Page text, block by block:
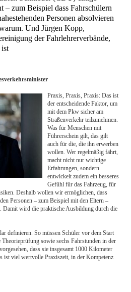
– zum Beispiel dass Fahrschülern
Personen absolvieren
Und Jürgen Kopp,
der Fahrlehrerverbände,
ist
Praxis, Praxis, Praxis: Das ist
der entscheidende Faktor, um
mit dem Pkw sicher am
Straßenverkehr teilzunehmen.
Was für Menschen mit
Führerschein gilt, das gilt
auch für die, die ihn erwerben
wollen. Wer regelmäßig fährt,
macht nicht nur wichtige
Erfahrungen, sondern
entwickelt zudem ein besseres
Gefühl für das Fahrzeug, für
Deshalb wollen wir ermöglichen, dass
Personen – zum Beispiel mit den Eltern –
Damit wird die praktische Ausbildung durch die
definieren. So müssen Schüler vor dem Start
sowie sechs Fahrstunden in der
dass sie insgesamt 1000 Kilometer
ist viel wertvolle Praxiszeit, in der Kompetenz